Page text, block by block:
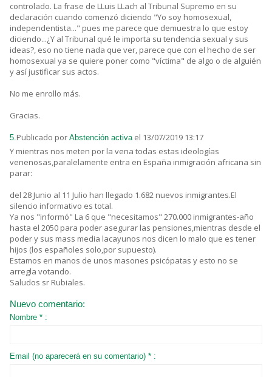
controlado. La frase de LLuis LLach al Tribunal Supremo en su
declaración cuando comenzó diciendo "Yo soy homosexual,
independentista..." pues me parece que demuestra lo que estoy
diciendo...¿Y al Tribunal qué le importa su tendencia sexual y sus
ideas?, eso no tiene nada que ver, parece que con el hecho de ser
homosexual ya se quiere poner como "víctima" de algo o de alguién
y así justificar sus actos.
No me enrollo más.
Gracias.
5. Publicado por Abstención activa el 13/07/2019 13:17
Y mientras nos meten por la vena todas estas ideologías
venenosas,paralelamente entra en España inmigración africana sin
parar:
del 28 Junio al 11 Julio han llegado 1.682 nuevos inmigrantes.El
silencio informativo es total.
Ya nos "informó" La 6 que "necesitamos" 270.000 inmigrantes-año
hasta el 2050 para poder asegurar las pensiones,mientras desde el
poder y sus mass media lacayunos nos dicen lo malo que es tener
hijos (los españoles solo,por supuesto).
Estamos en manos de unos masones psicópatas y esto no se
arregla votando.
Saludos sr Rubiales.
Nuevo comentario:
Nombre * :
Email (no aparecerá en su comentario) * :